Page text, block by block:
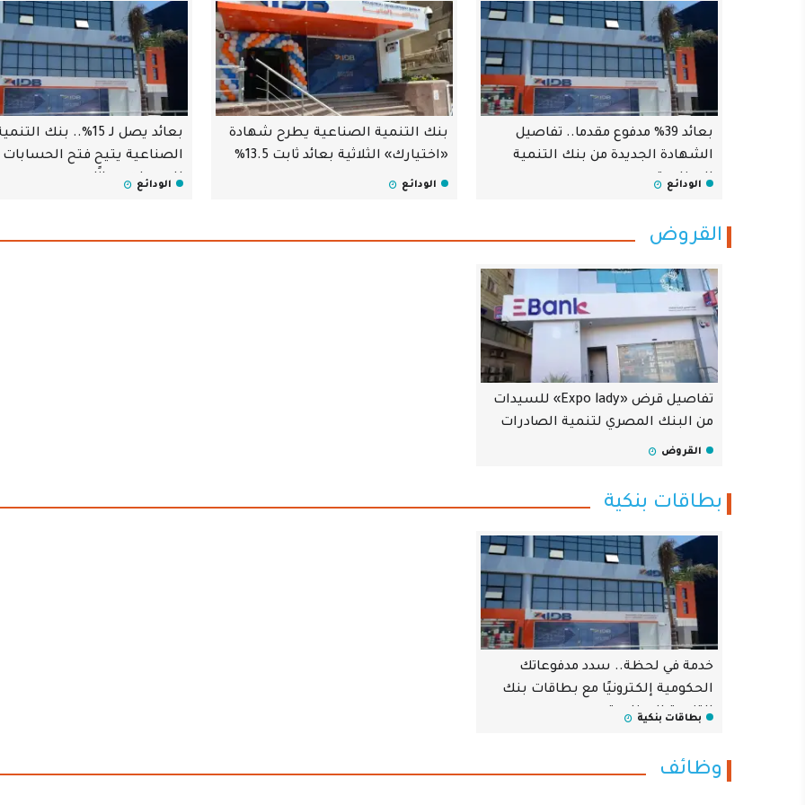
بنك التنمية الصناعية
من المنتجات والخدمات البنكية لعملائه من الأفراد
والمؤسسات والشركات بمختلف أنواعها وبرؤية مُتخصّصة.
يقدّم البنك خدماته لعملائه في كافة الأنشطة الاقتصادية
والتنموية بجانب الأوعية الادخارية المتعددة المزايا وتوفير
العملات الأجنبية اللازمة لاستيراد الخامات والآلات والمعدات.
الخطة الإستراتيجية لبنك التنمية الصناعية
والحيوية وكذلك الريادة في باقة الخدمات التي يقدمها
والأنشطة العديدة التي يقوم بها سواء علي مستوى الأفراد أو
الشركات على النحو الذي يتواكب مع اسمه العريق وتاريخه
الطويل.
بعائد 39% مدفوع مقدما.. تفاصيل
الشهادة الجديدة من بنك التنمية
الصناعية
الودائع
بنك التنمية الصناعية يطرح شهادة
«اختيارك» الثلاثية بعائد ثابت 13.5%
الودائع
بعائد يصل لـ 15%.. بنك
الصناعية يتيح فتح الحسابات
للسيدات مجانًا
الودائع
القروض
تفاصيل قرض «Expo lady» للسيدات
من البنك المصري لتنمية الصادرات
القروض
بطاقات بنكية
خدمة في لحظة.. سدد مدفوعاتك
الحكومية إلكترونيًا مع بطاقات بنك
التنمية الصناعية
بطاقات بنكية
وظائف